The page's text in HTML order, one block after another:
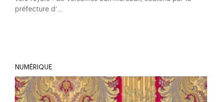
préfecture d’…
NUMÉRIQUE